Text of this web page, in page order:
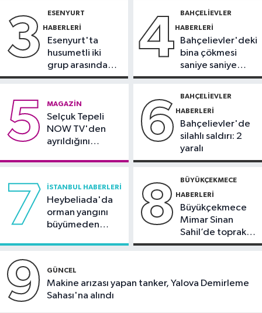
Olimpiyatları'nda modern
pentatlonda büyük başarılar elde
edeceğiz
plajlarını aratmadı
3 ESENYURT
HABERLERI
Esenyurt'ta
husumetli iki
grup arasında
silahlı kavga
4 BAHÇELIEVLER
HABERLERI
Bahçelievler'deki
bina çökmesi
saniye saniye
görüntülendi
5 MAGAZIN
Selçuk Tepeli
NOW TV'den
ayrıldığını
6 BAHÇELIEVLER
HABERLERI
Bahçelievler'de
silahlı saldırı: 2
yaralı
7 İSTANBUL HABERLERI
Heybeliada'da
orman yangını
büyümeden
8 BÜYÜKÇEKMECE
HABERLERI
Büyükçekmece
Mimar Sinan
Sahil’de toprak
kayması
9 GÜNCEL
Makine arızası yapan tanker, Yalova Demirleme
Sahası'na alındı